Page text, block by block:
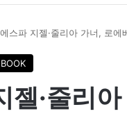
에스파 지젤·줄리아 가너, 로
젤·줄리